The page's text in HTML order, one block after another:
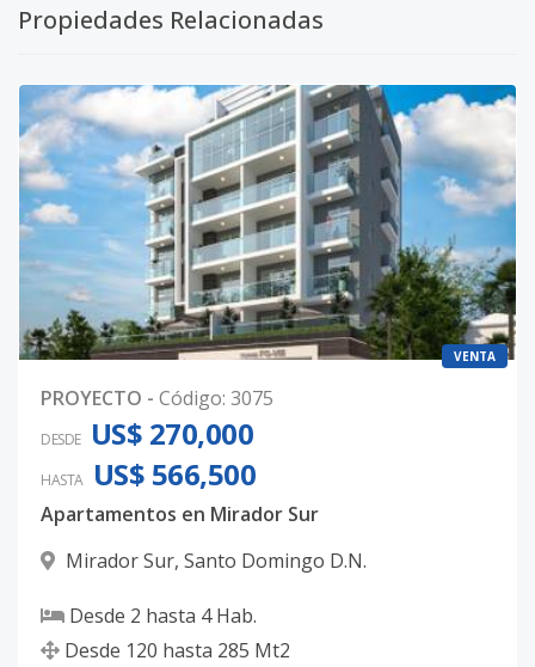
Propiedades Relacionadas
VENTA
PROYECTO - Código: 3075
DESDE US$ 270,000
HASTA US$ 566,500
Apartamentos en Mirador Sur
Mirador Sur, Santo Domingo D.N.
Desde 2 hasta 4Hab.
Desde 120 hasta 285 Mt2